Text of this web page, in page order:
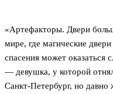
«Артефакторы. Двери
мире, где магические
спасения может оказаться
— девушка, у которой
Санкт-Петербург, но